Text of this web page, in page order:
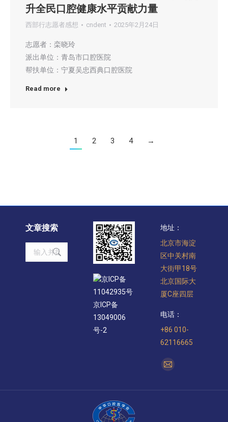
升全民口腔健康水平贡献力量
西部行志愿者感想 cndent 2025年2月24日
志愿者：栾晓玲
派出单位：青岛市口腔医院
帮扶单位：宁夏吴忠西典口腔医院
Read more
1 2 3 4 →
文章搜索
Search:
京ICP备
11042935号
京ICP备
13049006
号-2
地址：
北京市海淀
区中关村南
大街甲18号
北京国际大
厦C座四层
电话：
+86 010-
62116665
找到我们：
Mail